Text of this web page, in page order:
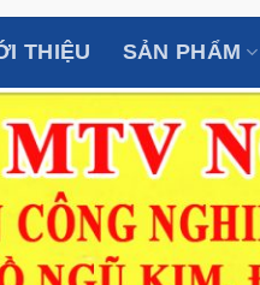
THIỆU SẢN PHẨM